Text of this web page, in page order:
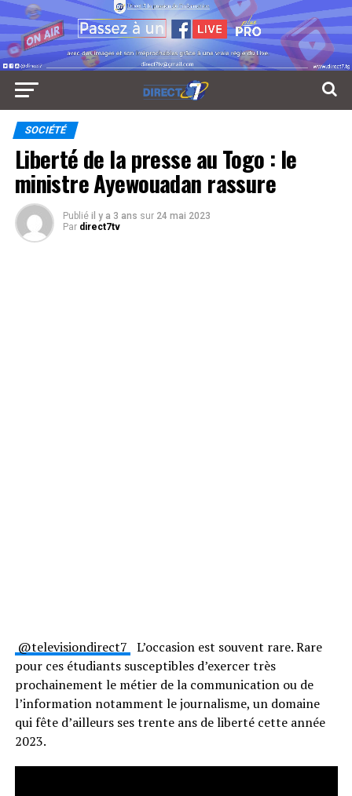
SOCIÉTÉ
Liberté de la presse au Togo : le
ministre Ayewouadan rassure
Publié il y a 3 ans sur 24 mai 2023
Par direct7tv
@televisiondirect7 L’occasion est souvent rare. Rare
pour ces étudiants susceptibles d’exercer très
prochainement le métier de la communication ou de
l’information notamment le journalisme, un domaine
qui fête d’ailleurs ses trente ans de liberté cette année
2023.